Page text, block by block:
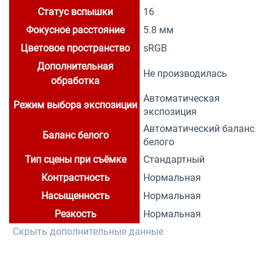
Статус вспышки
16
Фокусное расстояние
5.8 мм
Цветовое пространство
sRGB
Дополнительная
обработка
Не производилась
Режим выбора экспозиции
Автоматическая
экспозиция
Баланс белого
Автоматический баланс
белого
Тип сцены при съёмке
Стандартный
Контрастность
Нормальная
Насыщенность
Нормальная
Резкость
Нормальная
Скрыть дополнительные данные